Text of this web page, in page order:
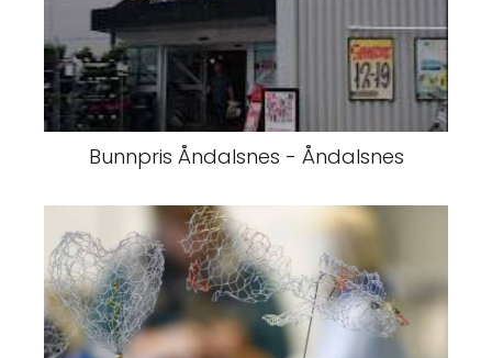
Bunnpris Åndalsnes - Åndalsnes